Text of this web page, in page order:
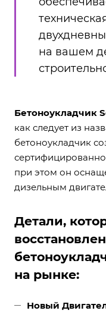
на вашем
Бетоноукладчик
как следует из
бетоноукладчик
при этом он
дизельным
Детали,
на рынке:
Новый